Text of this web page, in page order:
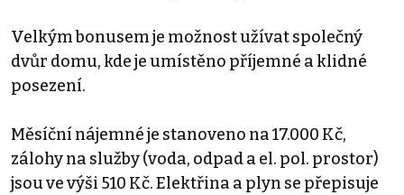
Velkým bonusem je možnost užívat společný
dvůr domu, kde je umístěno příjemné a klidné
posezení.
Měsíční nájemné je stanoveno na 17.000 Kč,
zálohy na služby (voda, odpad a el. pol. prostor)
jsou ve výši 510 Kč. Elektřina a plyn se přepisuje